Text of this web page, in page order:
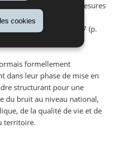
cookies
de Luxembourg : mesures
(p. 50)
du Sud : mesures 17 (p.
formellement
dans leur phase de mise en
structurant pour une
du bruit au niveau national,
de la qualité de vie et de
territoire.